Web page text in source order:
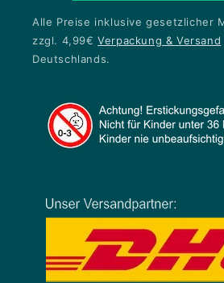
Alle Preise inklusive gesetzlicher
zzgl. 4,99€Verpackung & Versand
Deutschlands.